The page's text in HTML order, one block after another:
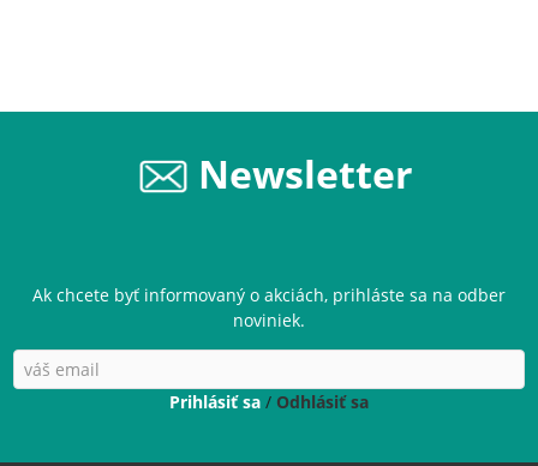
Newsletter
Ak chcete byť informovaný o akciách, prihláste sa na odber
noviniek.
Prihlásiť sa / Odhlásiť sa